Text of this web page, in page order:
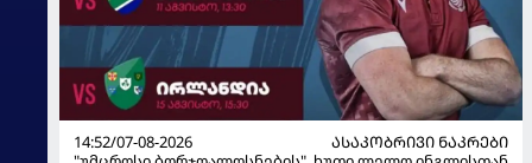
14:52/07-08-2026
ᲐᲡᲐᲙᲝᲑᲠᲘᲕᲘ ᲜᲐᲙᲠᲔᲑᲘ